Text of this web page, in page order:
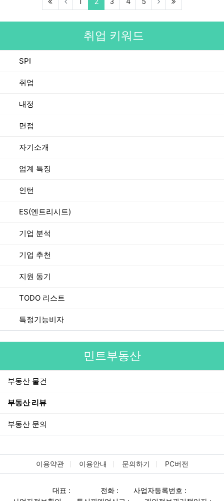
취업 키워드
SPI
취업
내정
면접
자기소개
업계 특징
인턴
ES(엔트리시트)
기업 분석
기업 추천
지원 동기
TODO 리스트
특정기능비자
민트부동산
부동산 물건
부동산 리뷰
부동산 문의
이용약관 이용안내 문의하기 PC버전
대표 : 전화 :
사업자등록번호 :